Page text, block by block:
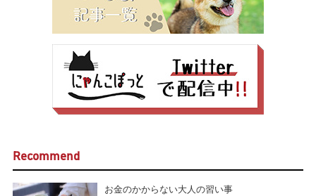
Recommend
お金のかからない大人の習い事